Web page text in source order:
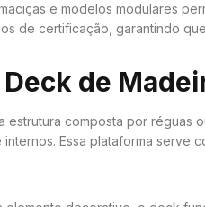
e modelos modulares
de certificação, garantindo
de
estrutura composta por réguas
Essa plataforma serve